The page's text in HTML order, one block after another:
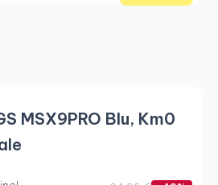
MSX9PRO Blu, Km0